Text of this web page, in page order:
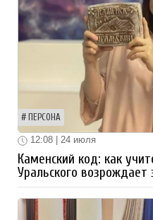
ПЕРСОНА
12:08 | 24 июля
Каменский код: как
Уральского